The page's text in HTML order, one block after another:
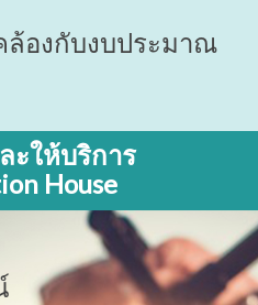
ล้องกับงบประมาณ
ะให้บริการ
House